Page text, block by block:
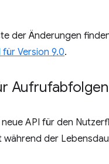
der Änderungen
Version 9.0.
Aufrufabfolgen
API für den
der